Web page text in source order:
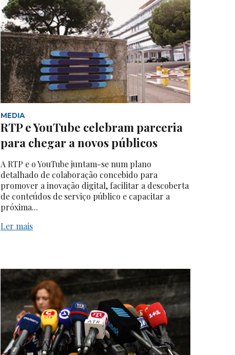
MEDIA
RTP e YouTube celebram parceria
para chegar a novos públicos
A RTP e o YouTube juntam-se num plano
detalhado de colaboração concebido para
promover a inovação digital, facilitar a descoberta
de conteúdos de serviço público e capacitar a
próxima...
Ler mais